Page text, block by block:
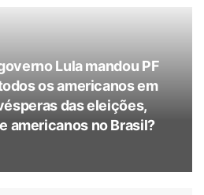
Lula mandou PF
os americanos em
das eleições,
americanos no Brasil?